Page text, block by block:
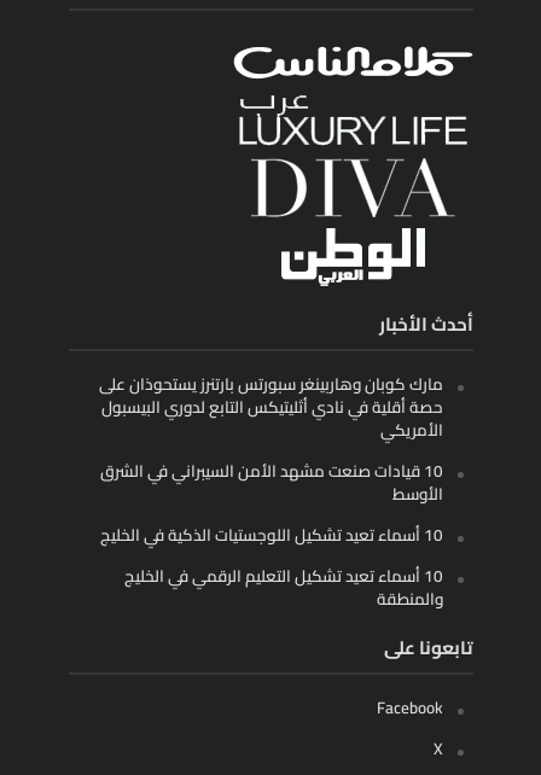
أحدث الأخبار
مارك كوبان وهاربينغر سبورتس بارتنرز يستحوذان على
حصة أقلية في نادي أثليتيكس التابع لدوري البيسبول
الأمريكي
10 قيادات صنعت مشهد الأمن السيبراني في الشرق
الأوسط
10 أسماء تعيد تشكيل اللوجستيات الذكية في الخليج
10 أسماء تعيد تشكيل التعليم الرقمي في الخليج
والمنطقة
تابعونا على
Facebook
X